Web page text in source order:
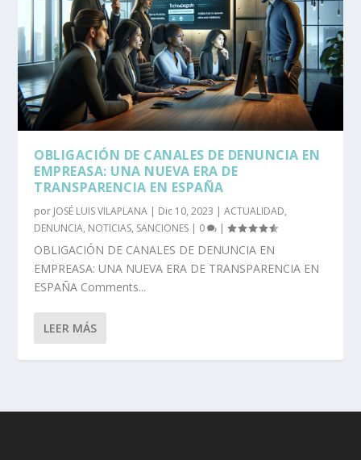
OBLIGACIÓN DE CANALES DE DENUNCIA EN
EMPREASA: UNA NUEVA ERA DE
TRANSPARENCIA EN ESPAÑA
por JOSÉ LUIS VILAPLANA | Dic 10, 2023 |ACTUALIDAD,
DENUNCIA, NOTICIAS, SANCIONES | 0 |
OBLIGACIÓN DE CANALES DE DENUNCIA EN
EMPREASA: UNA NUEVA ERA DE TRANSPARENCIA EN
ESPAÑA Comments...
LEER MÁS